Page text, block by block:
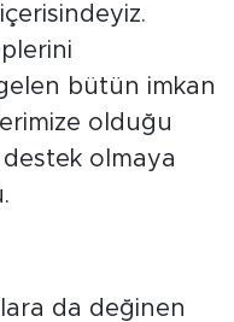
bütün imkan
olduğu
olmaya
da değinen